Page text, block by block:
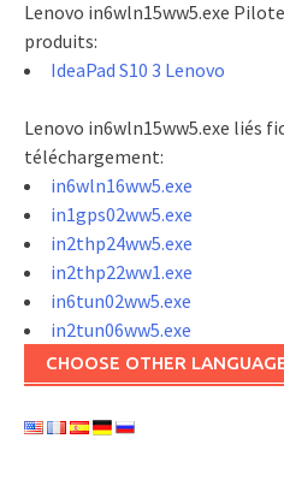
Lenovo in6wln15ww5.exe
produits:
IdeaPad S10 3 Lenovo
Lenovo in6wln15ww5.exe liés
téléchargement:
in6wln16ww5.exe
in1gps02ww5.exe
in2thp24ww5.exe
in2thp22ww1.exe
in6tun02ww5.exe
in2tun06ww5.exe
CHOOSE OTHER